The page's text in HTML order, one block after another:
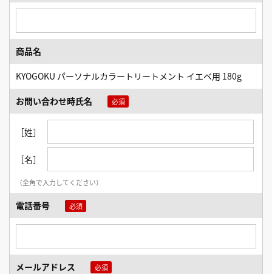
商品名
KYOGOKU パーソナルカラートリートメント イエベ用 180g
お問い合わせ時氏名
［姓］
［名］
（全角で入力してください）
電話番号
メールアドレス